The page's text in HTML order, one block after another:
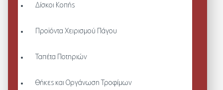
Δίσκοι Κοπής
Προϊόντα Χειρισμού Πάγου
Ταπέτα Ποτηριών
Θήκες και Οργάνωση Τροφίμων